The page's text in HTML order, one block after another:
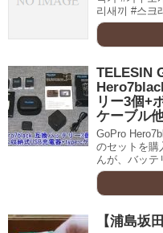
리새끼 #스크
TELESIN
リー3個+
ケーブル
GoPro
のセットを購
んが、バッテ
【浦島坂